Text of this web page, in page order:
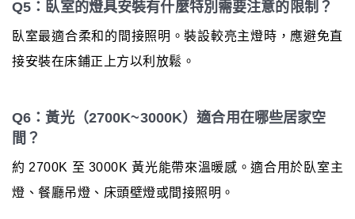
Q5：臥室的燈具安裝有什麼特別需要注意的限制？
臥室最適合柔和的間接照明。裝設較亮主燈時，應避免直
接安裝在床鋪正上方以利放鬆。
Q6：黃光（2700K~3000K）適合用在哪些居家空
間？
約 2700K 至 3000K 黃光能帶來溫暖感。適合用於臥室主
燈、餐廳吊燈、床頭壁燈或間接照明。